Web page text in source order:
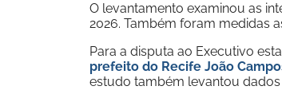
O levantamento examinou as
2026. Também foram medidas
Para a disputa ao Executivo
prefeito do Recife João
estudo também levantou